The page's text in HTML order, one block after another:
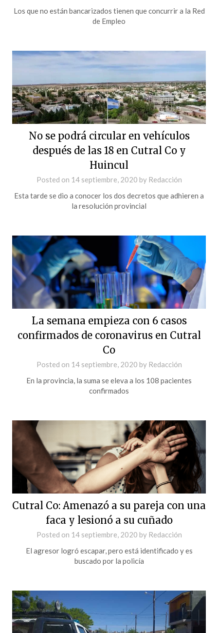
Los que no están bancarizados tienen que concurrir a la Red
de Empleo
No se podrá circular en vehículos
después de las 18 en Cutral Co y
Huincul
Posted on 14 septiembre, 2020 by Redacción
Esta tarde se dio a conocer los dos decretos que adhieren a
la resolución provincial
La semana empieza con 6 casos
confirmados de coronavirus en Cutral
Co
Posted on 14 septiembre, 2020 by Redacción
En la provincia, la suma se eleva a los 108 pacientes
confirmados
Cutral Co: Amenazó a su pareja con una
faca y lesionó a su cuñado
Posted on 14 septiembre, 2020 by Redacción
El agresor logró escapar, pero está identificado y es
buscado por la policía